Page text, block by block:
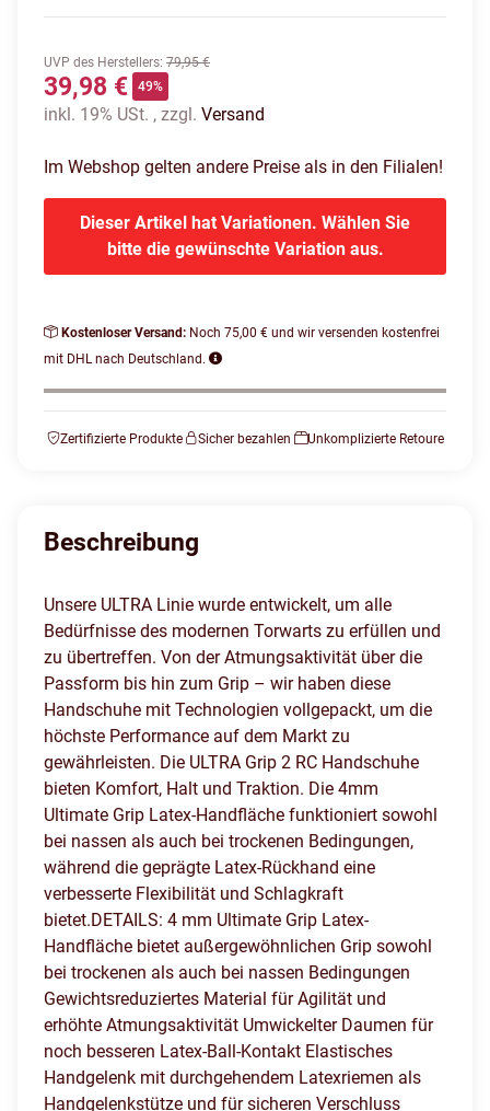
UVP des Herstellers: 79,95 €
39,98 € 49%
inkl. 19% USt. , zzgl. Versand
Im Webshop gelten andere Preise als in den Filialen!
Dieser Artikel hat Variationen. Wählen Sie
bitte die gewünschte Variation aus.
Kostenloser Versand: Noch 75,00 € und wir versenden kostenfrei
mit DHL nach Deutschland.
Zertifizierte Produkte Sicher bezahlen Unkomplizierte Retoure
Beschreibung
Unsere ULTRA Linie wurde entwickelt, um alle
Bedürfnisse des modernen Torwarts zu erfüllen und
zu übertreffen. Von der Atmungsaktivität über die
Passform bis hin zum Grip – wir haben diese
Handschuhe mit Technologien vollgepackt, um die
höchste Performance auf dem Markt zu
gewährleisten. Die ULTRA Grip 2 RC Handschuhe
bieten Komfort, Halt und Traktion. Die 4mm
Ultimate Grip Latex-Handfläche funktioniert sowohl
bei nassen als auch bei trockenen Bedingungen,
während die geprägte Latex-Rückhand eine
verbesserte Flexibilität und Schlagkraft
bietet.DETAILS: 4 mm Ultimate Grip Latex-
Handfläche bietet außergewöhnlichen Grip sowohl
bei trockenen als auch bei nassen Bedingungen
Gewichtsreduziertes Material für Agilität und
erhöhte Atmungsaktivität Umwickelter Daumen für
noch besseren Latex-Ball-Kontakt Elastisches
Handgelenk mit durchgehendem Latexriemen als
Handgelenkstütze und für sicheren Verschluss